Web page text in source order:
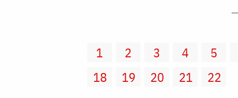
1 2 3 4 5
18
19 20 21 22